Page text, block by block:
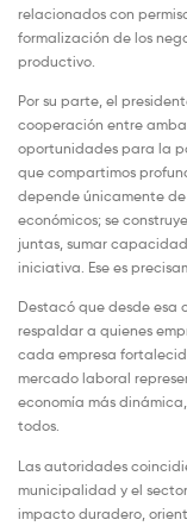
relacionados con
formalización de los
productivo.
Por su parte, el
cooperación entre
oportunidades para la
que compartimos
depende únicamente
económicos; se
juntas, sumar
iniciativa. Ese es
Destacó que desde esa
respaldar a quienes
cada empresa
mercado laboral
economía más
todos.
Las autoridades
municipalidad y el
impacto duradero,